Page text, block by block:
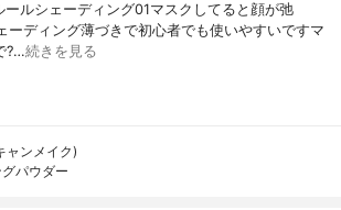
ルシェーディング01マスクしてると顔が弛
ーディング薄づきで初心者でも使いやすいですマ
?…続きを見る
ャンメイク)
パウダー